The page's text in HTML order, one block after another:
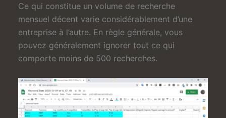
Ce qui constitue un volume de recherche
mensuel décent varie considérablement d’une
entreprise à l’autre. En règle générale, vous
pouvez généralement ignorer tout ce qui
comporte moins de 500 recherches.